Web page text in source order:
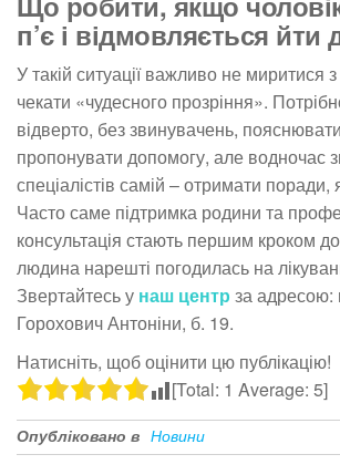
п’є і відмовляється йти
У такій ситуації важливо не миритися
чекати «чудесного прозріння».
відверто, без звинувачень, пояснювати
пропонувати допомогу, але водночас
спеціалістів самій – отримати поради,
Часто саме підтримка родини та
консультація стають першим кроком
людина нарешті погодилась на
Звертайтесь у наш центр за адресою:
Горохович Антоніни, б. 19.
Натисніть, щоб оцінити цю публікацію!
[Total: 1 Average: 5]
Опубліковано в Новини